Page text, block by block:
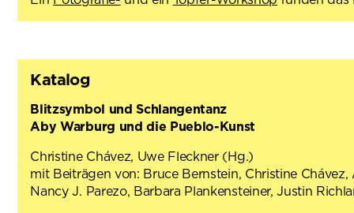
Katalog
Blitzsymbol und Schlangentanz
Aby Warburg und die Pueblo-Kunst
Christine Chávez, Uwe Fleckner (Hg.)
mit Beiträgen von: Bruce Bernstein, Christine
Nancy J. Parezo, Barbara Plankensteiner, Justin